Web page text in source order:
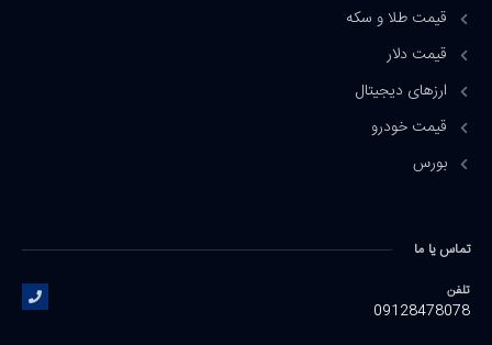
قیمت طلا و سکه
قیمت دلار
ارزهای دیجیتال
قیمت خودرو
بورس
تماس یا ما
تلفن
09128478078